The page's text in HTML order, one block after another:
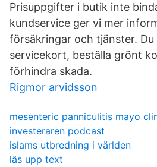
Prisuppgifter i butik inte
kundservice ger vi mer
försäkringar och tjänster. Du
servicekort, beställa grönt
förhindra skada.
Rigmor arvidsson
mesenteric panniculitis mayo
investeraren podcast
islams utbredning i världen
läs upp text